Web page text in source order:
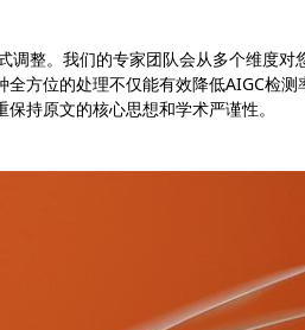
整。我们的专家团队会从多个维度对
方位的处理不仅能有效降低AIGC检测
持原文的核心思想和学术严谨性。